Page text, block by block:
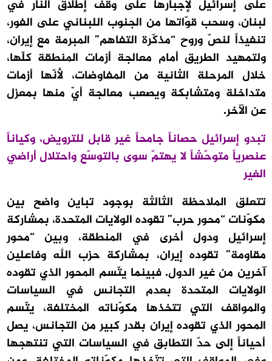
على إسرائيل لإجبارها على وقف إطلاق النار في
لبنان، وسحب قوّاتها من الجنوب اللبناني على الفور،
تنفيذاً لنصّ وروح “مذكّرة التفاهم” المبرمة مع إيران،
ولتمهيد الطريق أمام معالجة أزمات المنطقة كلّها،
خلال المرحلة الثانية من المفاوضات، لأنّها أزمات
متداخلة ومتشابكة ويصعب معالجة أيّ منها بمعزل
عن الآخر.
تبدو إسرائيل حصاناً جامحاً غير قابل للترويض، وكياناً
عنصرياً متوحّشاً لا يهتمّ سوى بالتوسّع واحتلال أراضي
الغير
تتعلق الملاحظة الثالثة بوجود تباين واضح بين
مكوّنات “محور حرب” تقوده الولايات المتحدة، بمشاركة
إسرائيل ودول أخرى في المنطقة، وبين “محور
مقاومة” تقوده إيران، بمشاركة حزب الله وفاعلين
آخرين من غير الدول. فبينما يتّسم المحور الذي تقوده
الولايات المتحدة بعدم التجانس في السياسات
والمواقف التي تتخذها مكوّناته المختلفة، يتّسم
المحور الذي تقوده إيران بقدر كبير من التجانس، يصل
أحياناً إلى حدّ التطابق في السياسات التي تنتهجها